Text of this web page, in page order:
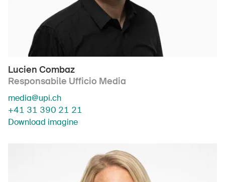
Lucien Combaz
Responsabile Ufficio Media
media@upi.ch
+41 31 390 21 21
Download imagine